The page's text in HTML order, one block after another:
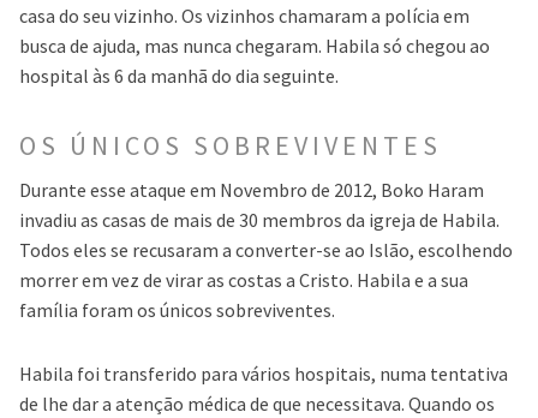
casa do seu vizinho. Os vizinhos chamaram a polícia em
busca de ajuda, mas nunca chegaram. Habila só chegou ao
hospital às 6 da manhã do dia seguinte.
OS ÚNICOS SOBREVIVENTES
Durante esse ataque em Novembro de 2012, Boko Haram
invadiu as casas de mais de 30 membros da igreja de Habila.
Todos eles se recusaram a converter-se ao Islão, escolhendo
morrer em vez de virar as costas a Cristo. Habila e a sua
família foram os únicos sobreviventes.
Habila foi transferido para vários hospitais, numa tentativa
de lhe dar a atenção médica de que necessitava. Quando os